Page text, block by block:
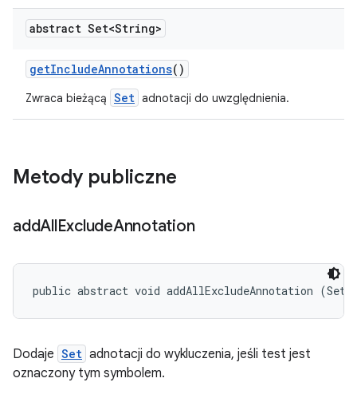
abstract Set<String>
getIncludeAnnotations()
Zwraca bieżącą Set adnotacji do uwzględnienia.
Metody publiczne
addAllExcludeAnnotation
public abstract void addAllExcludeAnnotation
Dodaje Set adnotacji do wykluczenia, jeśli test jest
oznaczony tym symbolem.